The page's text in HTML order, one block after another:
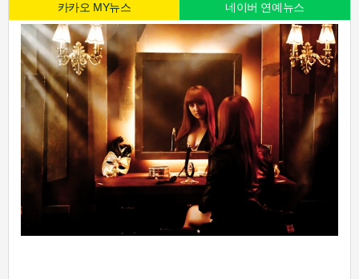
카카오 MY뉴스 네이버 연예뉴스